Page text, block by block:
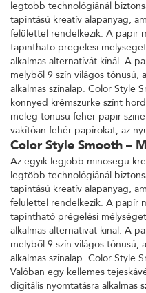
legtöbb technológiánál
tapintású kreatív alapanyag,
felülettel rendelkezik. A papír
tapintható prégelési
alkalmas alternatívát kínál. A
melyből 9 szín világos tónusú,
alkalmas színalap. Color Style
könnyed krémszürke színt
meleg tónusú fehér papír
vakítóan fehér papírokat, az
Color Style Smooth –
Az egyik legjobb minőségű
legtöbb technológiánál
tapintású kreatív alapanyag,
felülettel rendelkezik. A papír
tapintható prégelési
alkalmas alternatívát kínál. A
melyből 9 szín világos tónusú,
alkalmas színalap. Color Style
Valóban egy kellemes
digitális nyomtatásra alkalmas